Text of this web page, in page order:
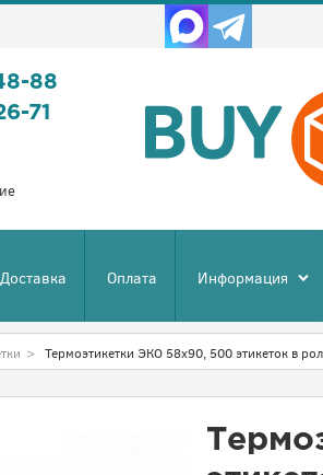
88
71
Доставка Оплата Информация
> Термоэтикетки ЭКО 58х90, 500 этикеток в